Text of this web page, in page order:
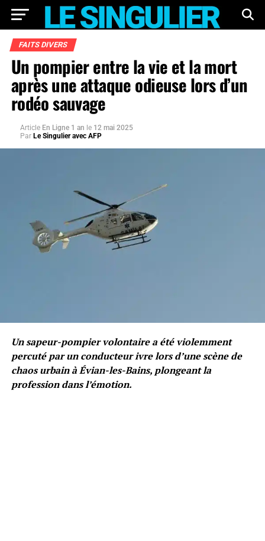
FAITS DIVERS
Un pompier entre la vie et la mort
après une attaque odieuse lors d’un
rodéo sauvage
Article En Ligne 1 an le 12 mai 2025
Par Le Singulier avec AFP
Un sapeur-pompier volontaire a été violemment
percuté par un conducteur ivre lors d’une scène de
chaos urbain à Évian-les-Bains, plongeant la
profession dans l’émotion.